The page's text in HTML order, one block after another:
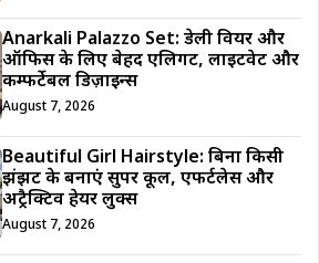
Anarkali Palazzo Set: डेली वियर और
ऑफिस के लिए बेहद एलिगेंट, लाइटवेट और
कम्फर्टेबल डिज़ाइन्स
August 7, 2026
Beautiful Girl Hairstyle: बिना किसी
झंझट के बनाएं सुपर कूल, एफर्टलेस और
अट्रैक्टिव हेयर लुक्स
August 7, 2026